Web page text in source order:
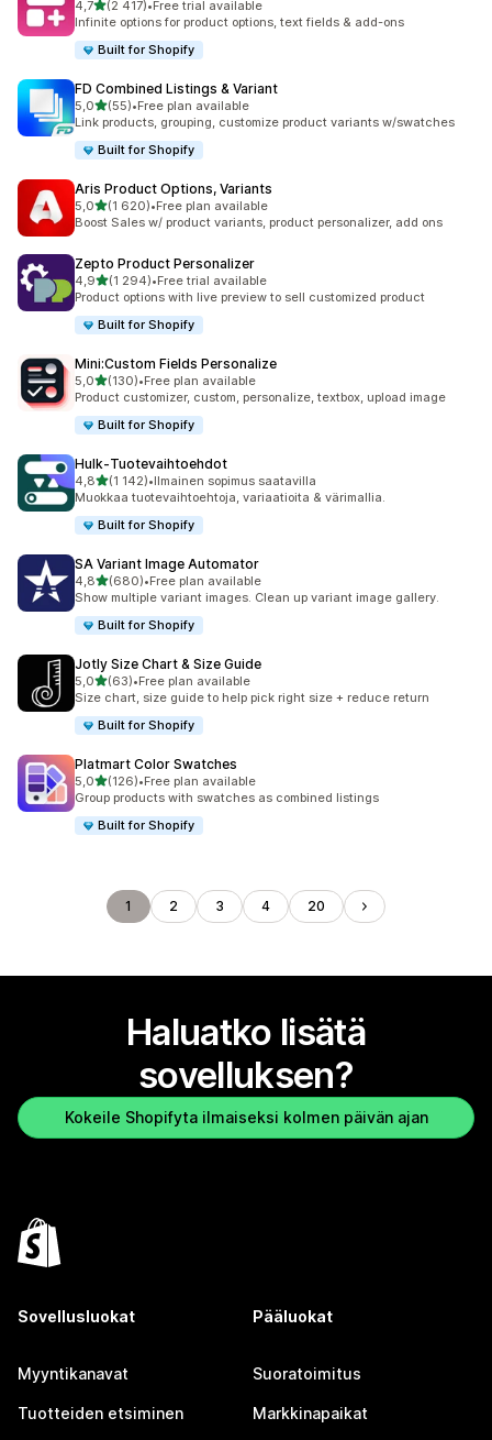
4,7/ 5 tähteä
(2 417)
2417 arvostelua yhteensä
•Free trial available
Infinite options for product options, text fields & add-ons
Built for Shopify
FD Combined Listings & Variant
5,0/ 5 tähteä
(55)
55 arvostelua yhteensä
•Free plan available
Link products, grouping, customize product variants w/swatches
Built for Shopify
Aris Product Options, Variants
5,0/ 5 tähteä
(1 620)
1620 arvostelua yhteensä
•Free plan available
Boost Sales w/ product variants, product personalizer, add ons
Zepto Product Personalizer
4,9/ 5 tähteä
(1 294)
1294 arvostelua yhteensä
•Free trial available
Product options with live preview to sell customized product
Built for Shopify
Mini:Custom Fields Personalize
5,0/ 5 tähteä
(130)
130 arvostelua yhteensä
•Free plan available
Product customizer, custom, personalize, textbox, upload image
Built for Shopify
Hulk‑Tuotevaihtoehdot
4,8/ 5 tähteä
(1 142)
1142 arvostelua yhteensä
•Ilmainen sopimus saatavilla
Muokkaa tuote­vaihtoehtoja, variaatioita & värimallia.
Built for Shopify
SA Variant Image Automator
4,8/ 5 tähteä
(680)
680 arvostelua yhteensä
•Free plan available
Show multiple variant images. Clean up variant image gallery.
Built for Shopify
Jotly Size Chart & Size Guide
5,0/ 5 tähteä
(63)
63 arvostelua yhteensä
•Free plan available
Size chart, size guide to help pick right size + reduce return
Built for Shopify
Platmart Color Swatches
5,0/ 5 tähteä
(126)
126 arvostelua yhteensä
•Free plan available
Group products with swatches as combined listings
Built for Shopify
1 2 3 4 20
Haluatko lisätä
sovelluksen?
Kokeile Shopifyta ilmaiseksi kolmen päivän ajan
Sovellusluokat
Myyntikanavat
Tuotteiden etsiminen
Pääluokat
Suoratoimitus
Markkinapaikat